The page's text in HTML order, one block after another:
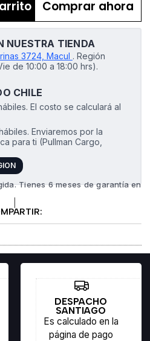
Comprar ahora
NUESTRA TIENDA
3724, Macul . Región
de 10:00 a 18:00 hrs).
CHILE
El costo se calculará al
Enviaremos por la
para ti (Pullman Cargo,
Tienes 6 meses de garantía en
DESPACHO
SANTIAGO
Es calculado en la
página de pago